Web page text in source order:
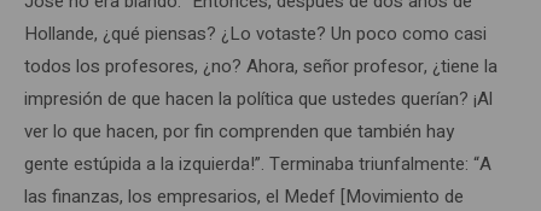
Hollande, ¿qué piensas? ¿Lo votaste? Un poco como casi
todos los profesores, ¿no? Ahora, señor profesor, ¿tiene la
impresión de que hacen la política que ustedes querían? ¡Al
ver lo que hacen, por fin comprenden que también hay
gente estúpida a la izquierda!”. Terminaba triunfalmente: “A
las finanzas, los empresarios, el Medef [Movimiento de